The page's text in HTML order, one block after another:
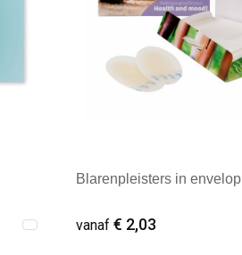
Blarenpleisters in envelop
vanaf € 2,03